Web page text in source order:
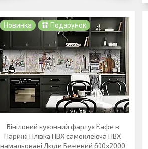
Новинка Подарунок
Вініловий кухонний фартух Кафе в
Парижі Плівка ПВХ самоклеюча ПВХ
намальовані Люди Бежевий 600х2000